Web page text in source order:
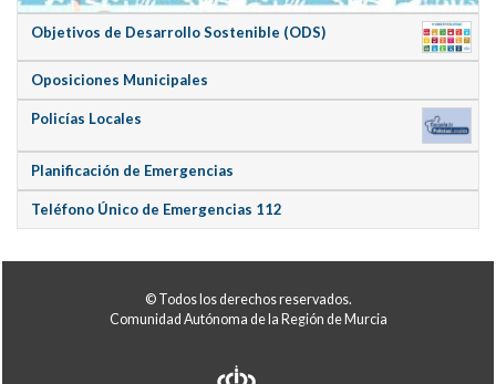
Objetivos de Desarrollo Sostenible (ODS)
Oposiciones Municipales
Policías Locales
Planificación de Emergencias
Teléfono Único de Emergencias 112
© Todos los derechos reservados.
Comunidad Autónoma de la Región de Murcia